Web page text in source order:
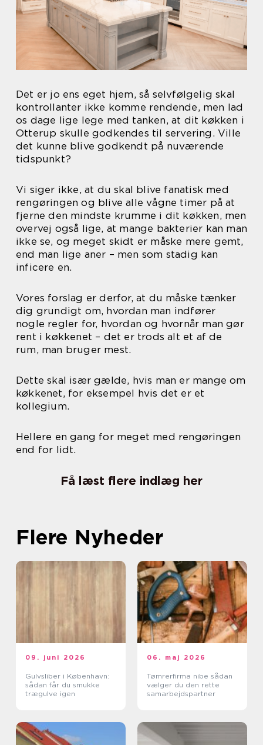
Det er jo ens eget hjem, så selvfølgelig skal
kontrollanter ikke komme rendende, men lad
os dage lige lege med tanken, at dit køkken i
Otterup skulle godkendes til servering. Ville
det kunne blive godkendt på nuværende
tidspunkt?
Vi siger ikke, at du skal blive fanatisk med
rengøringen og blive alle vågne timer på at
fjerne den mindste krumme i dit køkken, men
overvej også lige, at mange bakterier kan man
ikke se, og meget skidt er måske mere gemt,
end man lige aner – men som stadig kan
inficere en.
Vores forslag er derfor, at du måske tænker
dig grundigt om, hvordan man indfører
nogle regler for, hvordan og hvornår man gør
rent i køkkenet – det er trods alt et af de
rum, man bruger mest.
Dette skal især gælde, hvis man er mange om
køkkenet, for eksempel hvis det er et
kollegium.
Hellere en gang for meget med rengøringen
end for lidt.
Få læst flere indlæg her
Flere Nyheder
09. juni 2026
Gulvsliber i København:
sådan får du smukke
trægulve igen
06. maj 2026
Tømrerfirma nibe sådan
vælger du den rette
samarbejdspartner